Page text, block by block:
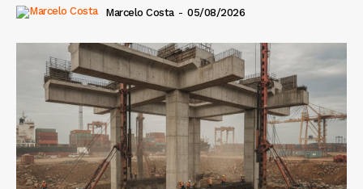
Marcelo Costa - 05/08/2026